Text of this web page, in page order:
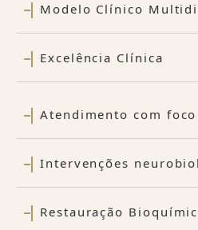
Modelo Clínico
Excelência Clínica
Atendimento com
Intervenções
Restauração